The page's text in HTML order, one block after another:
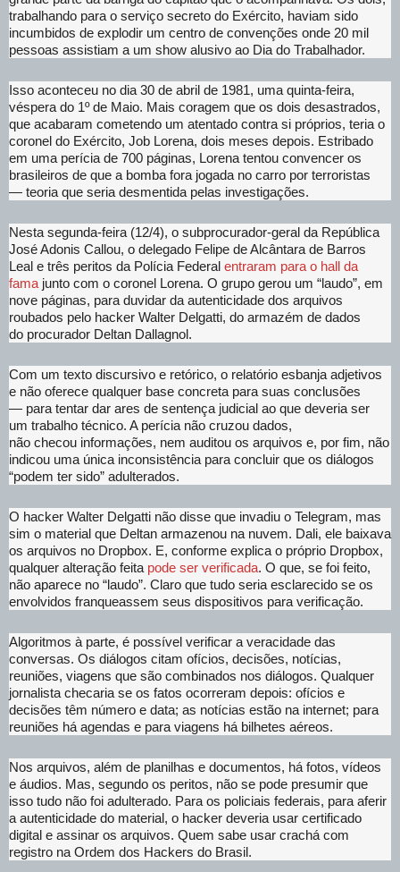
trabalhando para o serviço secreto do Exército, haviam sido
incumbidos de explodir um centro de convenções onde 20 mil
pessoas assistiam a um show alusivo ao Dia do Trabalhador.
Isso aconteceu no dia 30 de abril de 1981, uma quinta-feira,
véspera do 1º de Maio. Mais coragem que os dois desastrados,
que acabaram cometendo um atentado contra si próprios, teria o
coronel do Exército, Job Lorena, dois meses depois. Estribado
em uma perícia de 700 páginas, Lorena tentou convencer os
brasileiros de que a bomba fora jogada no carro por terroristas
— teoria que seria desmentida pelas investigações.
Nesta segunda-feira (12/4), o subprocurador-geral da República
José Adonis Callou, o delegado Felipe de Alcântara de Barros
Leal e três peritos da Polícia Federal entraram para o hall da
fama junto com o coronel Lorena. O grupo gerou um “laudo”, em
nove páginas, para duvidar da autenticidade dos arquivos
roubados pelo hacker Walter Delgatti, do armazém de dados
do procurador Deltan Dallagnol.
Com um texto discursivo e retórico, o relatório esbanja adjetivos
e não oferece qualquer base concreta para suas conclusões
— para tentar dar ares de sentença judicial ao que deveria ser
um trabalho técnico. A perícia não cruzou dados,
não checou informações, nem auditou os arquivos e, por fim, não
indicou uma única inconsistência para concluir que os diálogos
“podem ter sido” adulterados.
O hacker Walter Delgatti não disse que invadiu o Telegram, mas
sim o material que Deltan armazenou na nuvem. Dali, ele baixava
os arquivos no Dropbox. E, conforme explica o próprio Dropbox,
qualquer alteração feita pode ser verificada. O que, se foi feito,
não aparece no “laudo”. Claro que tudo seria esclarecido se os
envolvidos franqueassem seus dispositivos para verificação.
Algoritmos à parte, é possível verificar a veracidade das
conversas. Os diálogos citam ofícios, decisões, notícias,
reuniões, viagens que são combinados nos diálogos. Qualquer
jornalista checaria se os fatos ocorreram depois: ofícios e
decisões têm número e data; as notícias estão na internet; para
reuniões há agendas e para viagens há bilhetes aéreos.
Nos arquivos, além de planilhas e documentos, há fotos, vídeos
e áudios. Mas, segundo os peritos, não se pode presumir que
isso tudo não foi adulterado. Para os policiais federais, para aferir
a autenticidade do material, o hacker deveria usar certificado
digital e assinar os arquivos. Quem sabe usar crachá com
registro na Ordem dos Hackers do Brasil.